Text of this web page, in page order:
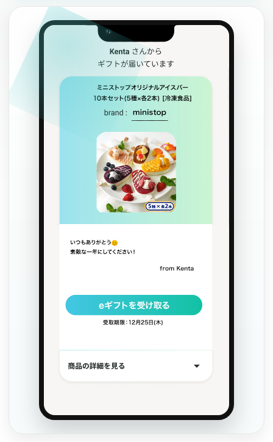
飲料
酒類
セール
特定商取引法表示について
プライバシーポリシー